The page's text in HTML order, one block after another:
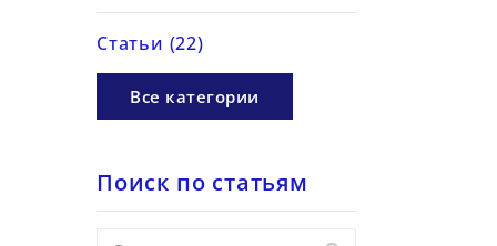
Статьи (22)
Все категории
Поиск по статьям